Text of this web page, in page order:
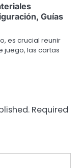
Guías
es crucial reunir
juego, las cartas
Required